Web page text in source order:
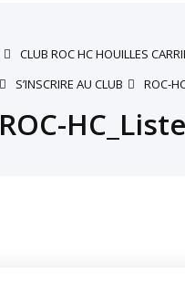
CLUB ROC HC HOUILLES
S’INSCRIRE AU CLUB
ROC-
ROC-